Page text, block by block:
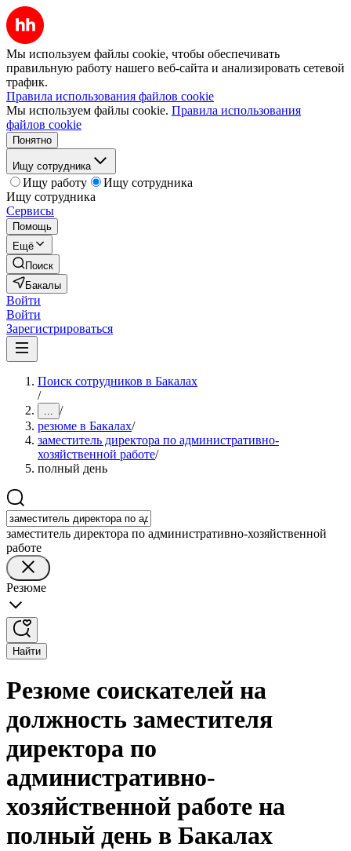
Мы используем файлы cookie, чтобы обеспечивать
правильную работу нашего веб-сайта и анализировать сетевой
трафик.
Правила использования файлов cookie
Мы используем файлы cookie. Правила использования
файлов cookie
Понятно
Ищу сотрудника
Ищу работу
Ищу сотрудника
Ищу сотрудника
Сервисы
Помощь
Ещё
Поиск
Бакалы
Войти
Войти
Зарегистрироваться
Поиск сотрудников в Бакалах
/
... /
резюме в Бакалах/
заместитель директора по административно-
хозяйственной работе/
полный день
заместитель директора по административно-хозяйственной
работе
Резюме
Найти
Резюме соискателей на
должность заместителя
директора по
административно-
хозяйственной работе на
полный день в Бакалах